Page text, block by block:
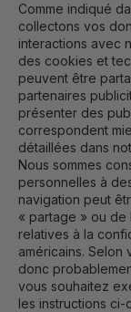
Comme indiqué
collectons vos
interactions avec
des cookies et
peuvent être
partenaires
présenter des
correspondent
détaillées dans
Nous sommes
personnelles à
navigation peut
« partage » ou de
relatives à la
américains.
donc
vous souhaitez
les instructions ci-